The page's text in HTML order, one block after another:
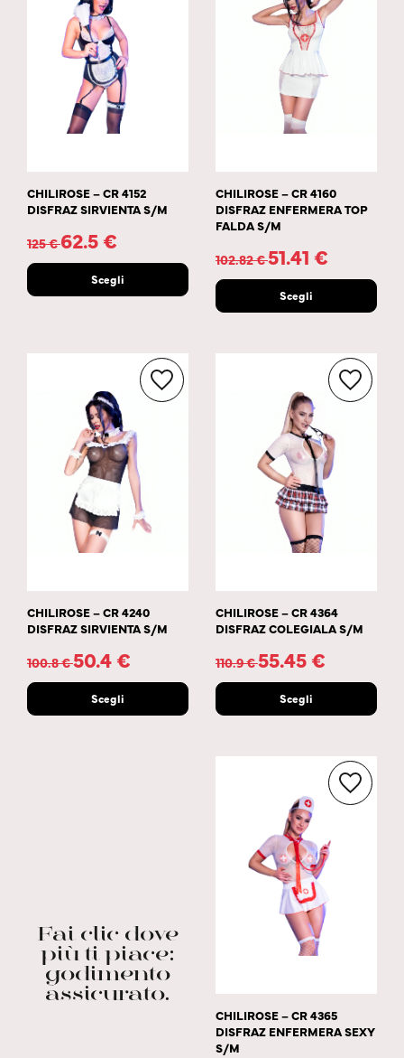
CHILIROSE – CR 4152
DISFRAZ SIRVIENTA S/M
125€ 62.5€
Scegli
CHILIROSE – CR 4160
DISFRAZ ENFERMERA TOP
FALDA S/M
102.82€51.41 €
Scegli
CHILIROSE – CR 4240
DISFRAZ SIRVIENTA S/M
100.8€50.4€
Scegli
CHILIROSE – CR 4364
DISFRAZ COLEGIALA S/M
110.9€55.45€
Scegli
Fai clic dove
più ti piace:
godimento
assicurato.
CHILIROSE – CR 4365
DISFRAZ ENFERMERA SEXY
S/M